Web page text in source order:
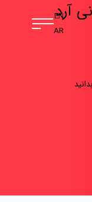
EN
AR
آرد